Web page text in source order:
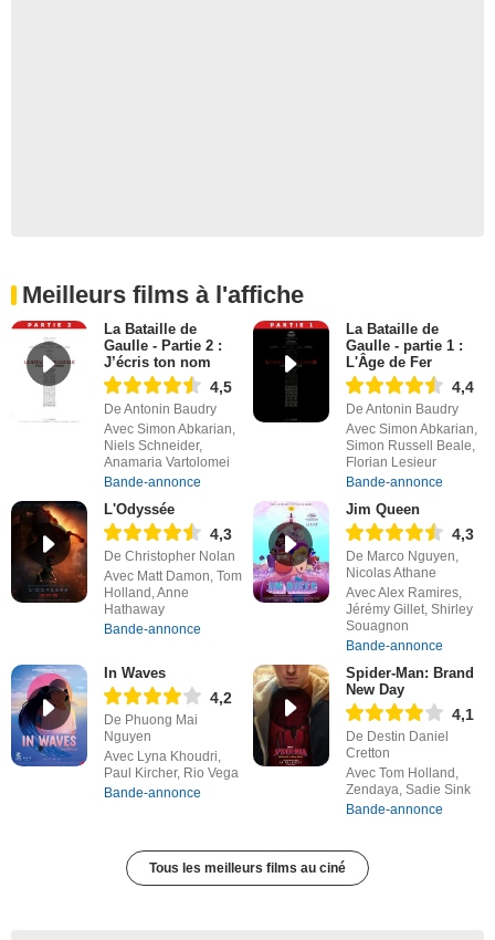
Meilleurs films à l'affiche
La Bataille de
Gaulle - Partie 2 :
J’écris ton nom
4,5
De Antonin Baudry
Avec Simon Abkarian,
Niels Schneider,
Anamaria Vartolomei
Bande-annonce
La Bataille de
Gaulle - partie 1 :
L'Âge de Fer
4,4
De Antonin Baudry
Avec Simon Abkarian,
Simon Russell Beale,
Florian Lesieur
Bande-annonce
L'Odyssée
4,3
De Christopher Nolan
Avec Matt Damon, Tom
Holland, Anne
Hathaway
Bande-annonce
Jim Queen
4,3
De Marco Nguyen,
Nicolas Athane
Avec Alex Ramires,
Jérémy Gillet, Shirley
Souagnon
Bande-annonce
In Waves
4,2
De Phuong Mai
Nguyen
Avec Lyna Khoudri,
Paul Kircher, Rio Vega
Bande-annonce
Spider-Man: Brand
New Day
4,1
De Destin Daniel
Cretton
Avec Tom Holland,
Zendaya, Sadie Sink
Bande-annonce
Tous les meilleurs films au ciné